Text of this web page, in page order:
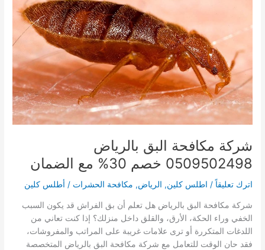
شركة مكافحة البق بالرياض
0509502498 خصم 30% مع الضمان
اترك تعليقاً / اطلس كلين, الرياض, مكافحة الحشرات / أطلس كلين
شركة مكافحة البق بالرياض هل تعلم أن بق الفراش قد يكون السبب
الخفي وراء الحكة، الأرق، والقلق داخل منزلك؟ إذا كنت تعاني من
اللدغات المتكررة أو ترى علامات غريبة على المراتب والمفروشات،
فقد حان الوقت للتعامل مع شركة مكافحة البق بالرياض المتخصصة